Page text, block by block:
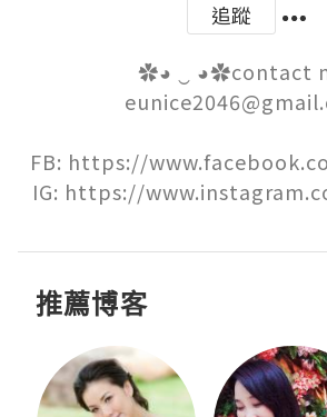
追蹤
✿◕ ‿ ◕✿contact
FB: https://
IG: https://
推薦博客